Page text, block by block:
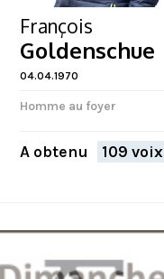
François
Goldenschue
04.04.1970
Homme au foyer
A obtenu 109 voix